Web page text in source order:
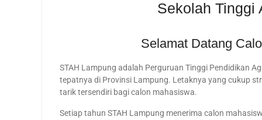
Sekolah Tinggi
Selamat Datang
STAH Lampung adalah Perguruan Tinggi Pendidikan
tepatnya di Provinsi Lampung. Letaknya yang cukup
tarik tersendiri bagi calon mahasiswa.
Setiap tahun STAH Lampung menerima calon